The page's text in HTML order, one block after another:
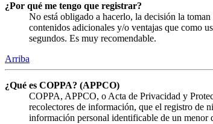
¿Por qué me tengo que registrar?
No está obligado a hacerlo, la decisión la
contenidos adicionales y/o ventajas que como
segundos. Es muy recomendable.
Arriba
¿Qué es COPPA? (APPCO)
COPPA, APPCO, o Acta de Privacidad y
recolectores de información, que el registro de
información personal identificable de un menor